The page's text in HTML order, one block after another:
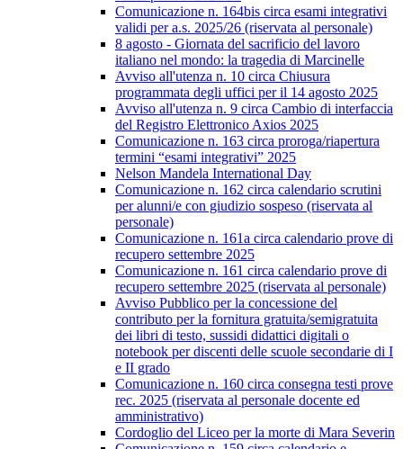
Comunicazione n. 164bis circa esami integrativi
validi per a.s. 2025/26 (riservata al personale)
8 agosto - Giornata del sacrificio del lavoro
italiano nel mondo: la tragedia di Marcinelle
Avviso all'utenza n. 10 circa Chiusura
programmata degli uffici per il 14 agosto 2025
Avviso all'utenza n. 9 circa Cambio di interfaccia
del Registro Elettronico Axios 2025
Comunicazione n. 163 circa proroga/riapertura
termini “esami integrativi” 2025
Nelson Mandela International Day
Comunicazione n. 162 circa calendario scrutini
per alunni/e con giudizio sospeso (riservata al
personale)
Comunicazione n. 161a circa calendario prove di
recupero settembre 2025
Comunicazione n. 161 circa calendario prove di
recupero settembre 2025 (riservata al personale)
Avviso Pubblico per la concessione del
contributo per la fornitura gratuita/semigratuita
dei libri di testo, sussidi didattici digitali o
notebook per discenti delle scuole secondarie di I
e II grado
Comunicazione n. 160 circa consegna testi prove
rec. 2025 (riservata al personale docente ed
amministrativo)
Cordoglio del Liceo per la morte di Mara Severin